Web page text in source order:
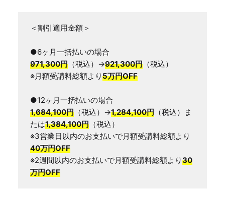
＜割引適用金額＞
971,300円 （税込）→921,300円 （税込）
※月額受講料総額より5万円OFF
1,684,100円 （税込）→1,284,100円 （税込）ま
たは1,384,100円 （税込）
※3営業日以内のお支払いで月額受講料総額より
40万円OFF
※2週間以内のお支払いで月額受講料総額より30
万円OFF